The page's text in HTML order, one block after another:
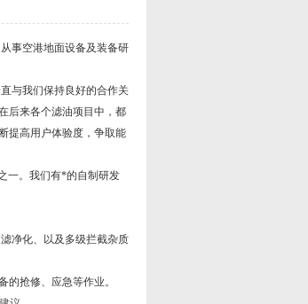
事空港地面设备及装备研
与我们保持良好的合作关
后来各个滤油项目中，都
提高用户体验度，争取能
一。我们有*的自制研发
净化、以及多级拦截杂质
抢修、应急等作业。